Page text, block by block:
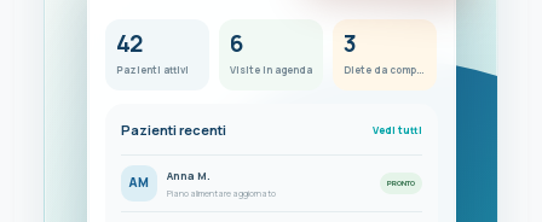
42
Pazienti attivi
6
Visite in agenda
3
Pazienti recenti Vedi tutti
AM Anna M.
Piano alimentare aggiornato
PRONTO